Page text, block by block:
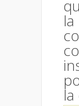
la